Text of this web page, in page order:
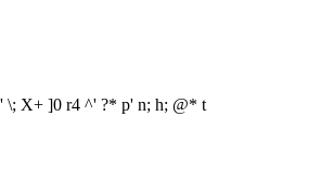
' \; X+ ]0 r4 ^' ?* p' n; h; @* t